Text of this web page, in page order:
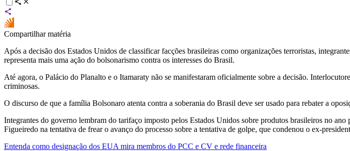
Compartilhar matéria
Após a decisão dos Estados Unidos de classificar facções brasileiras como organizações terroristas,
representa mais uma ação do bolsonarismo contra os interesses do Brasil.
Até agora, o Palácio do Planalto e o Itamaraty não se manifestaram oficialmente sobre a decisão.
criminosas.
O discurso de que a família Bolsonaro atenta contra a soberania do Brasil deve ser usado para rebater a
Integrantes do governo lembram do tarifaço imposto pelos Estados Unidos sobre produtos brasileiros no
Figueiredo na tentativa de frear o avanço do processo sobre a tentativa de golpe, que condenou o ex-
Entenda como designação dos EUA mira membros do PCC e CV e rede financeira